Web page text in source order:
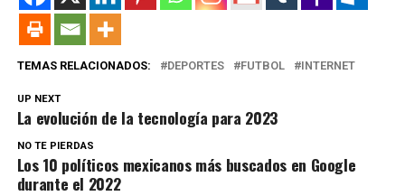
TEMAS RELACIONADOS: DEPORTES FUTBOL INTERNET
UP NEXT
La evolución de la tecnología para 2023
NO TE PIERDAS
Los 10 políticos mexicanos más buscados en Google
durante el 2022